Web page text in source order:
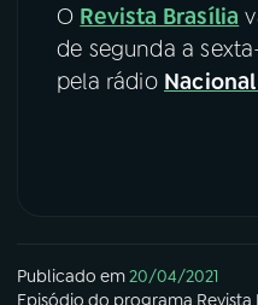
O Revista Brasília
de segunda a
pela rádio
Publicado em20/04/2021
Episódio do programa Revista